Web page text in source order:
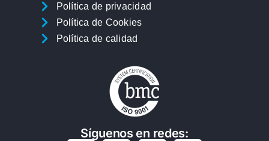
Política de privacidad
Política de Cookies
Política de calidad
Síguenos en redes: